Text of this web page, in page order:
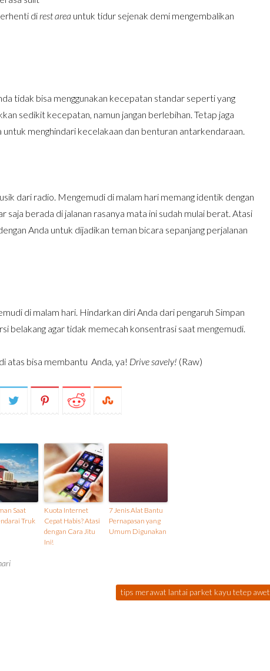
di rest area untuk tidur sejenak demi mengembalikan
tidak bisa menggunakan kecepatan standar seperti yang
sedikit kecepatan, namun jangan berlebihan. Tetap jaga
menghindari kecelakaan dan benturan antarkendaraan.
dari radio. Mengemudi di malam hari memang identik dengan
berada di jalanan rasanya mata ini sudah mulai berat. Atasi
Anda untuk dijadikan teman bicara sepanjang perjalanan
di malam hari. Hindarkan diri Anda dari pengaruh Simpan
belakang agar tidak memecah konsentrasi saat mengemudi.
di atas bisa membantu Anda, ya! Drive savely! (Raw)
Saat
Truk
Kuota Internet
Cepat Habis? Atasi
dengan Cara Jitu
Ini!
7 Jenis Alat Bantu
Pernapasan yang
Umum Digunakan
tips merawat lantai parket kayu tetep awet